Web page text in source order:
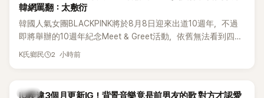
韓網罵翻：太敷衍
韓國人氣女團BLACKPINK將於8月8日迎來出道10週年，不過
即將舉辦的10週年紀念Meet & Greet活動，依舊無法看到四人
合體。根據韓媒《MyDaily》7日報導，當天將由Jisoo（智秀）、
K氏鄉民 2 小時前
韓星
IU睽違3個月更新IG！背景音樂竟是前男友的歌 對方才認愛